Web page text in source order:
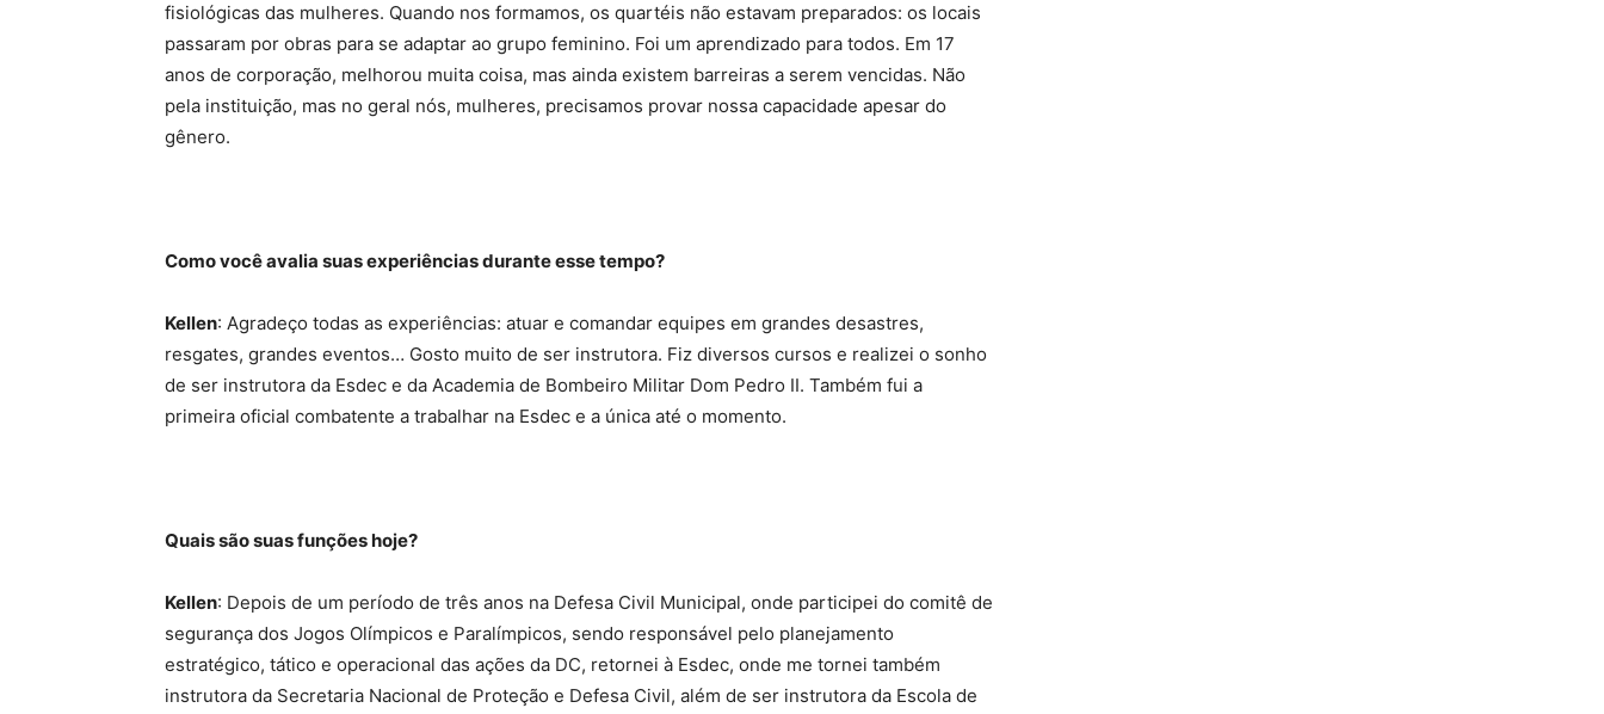
fisiológicas das mulheres. Quando nos formamos, os quartéis não estavam preparados: os locais
passaram por obras para se adaptar ao grupo feminino. Foi um aprendizado para todos. Em 17
anos de corporação, melhorou muita coisa, mas ainda existem barreiras a serem vencidas. Não
pela instituição, mas no geral nós, mulheres, precisamos provar nossa capacidade apesar do
gênero.
Como você avalia suas experiências durante esse tempo?
Kellen: Agradeço todas as experiências: atuar e comandar equipes em grandes desastres,
resgates, grandes eventos… Gosto muito de ser instrutora. Fiz diversos cursos e realizei o sonho
de ser instrutora da Esdec e da Academia de Bombeiro Militar Dom Pedro II. Também fui a
primeira oficial combatente a trabalhar na Esdec e a única até o momento.
Quais são suas funções hoje?
Kellen: Depois de um período de três anos na Defesa Civil Municipal, onde participei do comitê de
segurança dos Jogos Olímpicos e Paralímpicos, sendo responsável pelo planejamento
estratégico, tático e operacional das ações da DC, retornei à Esdec, onde me tornei também
instrutora da Secretaria Nacional de Proteção e Defesa Civil, além de ser instrutora da Escola de